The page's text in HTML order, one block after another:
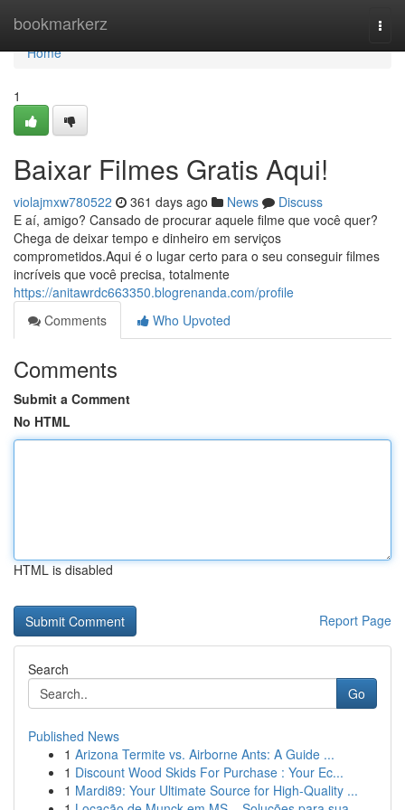
bookmarkerz
Home
Home
1
Baixar Filmes Gratis Aqui!
violajmxw780522 361 days ago News
Discuss
E aí, amigo? Cansado de procurar aquele filme que você quer?
Chega de deixar tempo e dinheiro em serviços
comprometidos.Aqui é o lugar certo para o seu conseguir filmes
incríveis que você precisa, totalmente
https://anitawrdc663350.blogrenanda.com/profile
Comments
Who Upvoted
Comments
Submit a Comment
No HTML
HTML is disabled
Report Page
Search
Go
Published News
1 Arizona Termite vs. Airborne Ants: A Guide ...
1 Discount Wood Skids For Purchase : Your Ec...
1 Mardi89: Your Ultimate Source for High-Quality ...